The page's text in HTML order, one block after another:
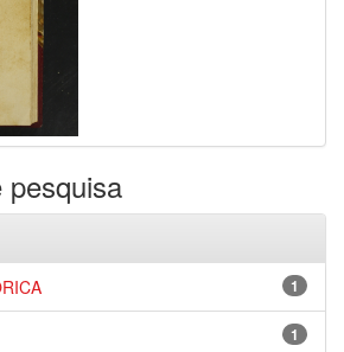
pesquisa
1
1